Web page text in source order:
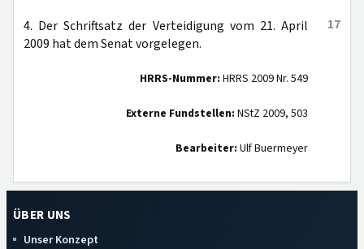
17
4. Der Schriftsatz der Verteidigung vom 21. April
2009 hat dem Senat vorgelegen.
HRRS-Nummer: HRRS 2009 Nr. 549
Externe Fundstellen: NStZ 2009, 503
Bearbeiter: Ulf Buermeyer
ÜBER UNS
Unser Konzept